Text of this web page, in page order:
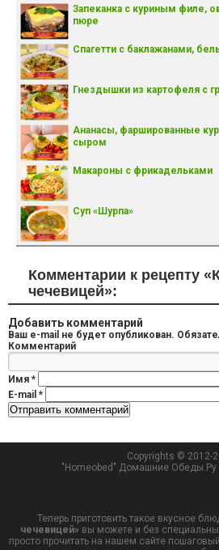
Запеканка с куриным филе,
пюре
Спагетти с баклажанами,
Гнездышки из картофеля с
Ананасы, фаршированные
сыром
Макароны с фрикадельками
Суп «Шурпа»
Комментарии к рецепту
чечевицей»:
Добавить комментарий
Ваш e-mail не будет опубликован.
Комментарий
Имя *
E-mail *
Copyrights © 2012-
"Homeobed" Домашние Обеды.Ру
Теперь приготовить такое вкусное
чечевицей» вы можете и без
просто прочитать на нашем сайте